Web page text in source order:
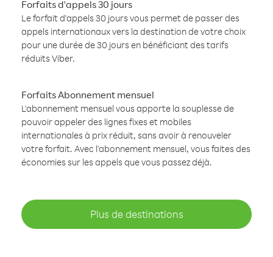
Forfaits d'appels 30 jours
Le forfait d'appels 30 jours vous permet de passer des
appels internationaux vers la destination de votre choix
pour une durée de 30 jours en bénéficiant des tarifs
réduits Viber.
Forfaits Abonnement mensuel
L'abonnement mensuel vous apporte la souplesse de
pouvoir appeler des lignes fixes et mobiles
internationales à prix réduit, sans avoir à renouveler
votre forfait. Avec l'abonnement mensuel, vous faites des
économies sur les appels que vous passez déjà.
Plus de destinations